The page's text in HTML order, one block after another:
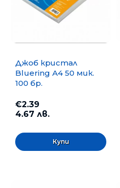
Джоб кристал
Bluering А4 50 мик.
100 бр.
€2.39
4.67 лв.